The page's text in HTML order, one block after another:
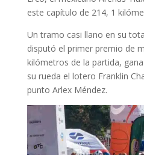
este capítulo de 214, 1
Un tramo casi llano en su
disputó el primer premio de
kilómetros de la partida,
su rueda el lotero Franklin
punto Arlex Méndez.